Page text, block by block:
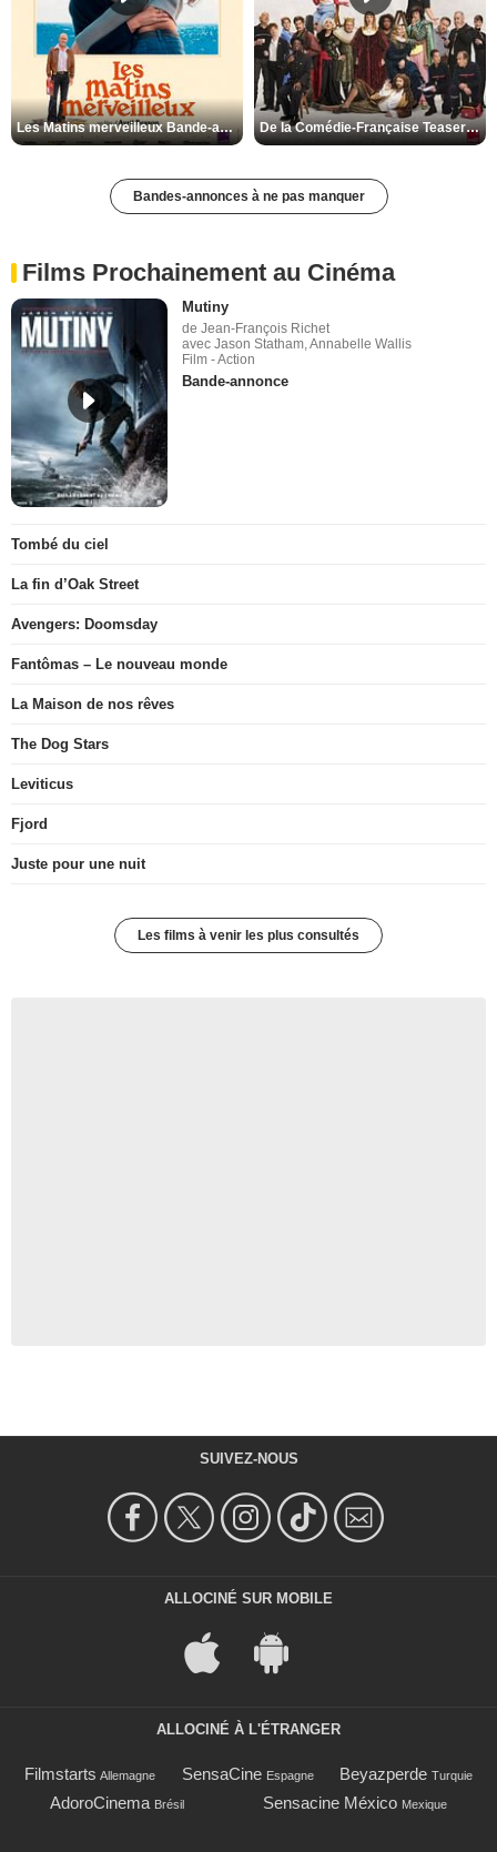
Les Matins merveilleux Bande-annonce VF De la Comédie-Française Teaser VF
Bandes-annonces à ne pas manquer
Films Prochainement au Cinéma
Mutiny
de Jean-François Richet
avec Jason Statham, Annabelle Wallis
Film - Action
Bande-annonce
Tombé du ciel
La fin d’Oak Street
Avengers: Doomsday
Fantômas – Le nouveau monde
La Maison de nos rêves
The Dog Stars
Leviticus
Fjord
Juste pour une nuit
Les films à venir les plus consultés
SUIVEZ-NOUS
ALLOCINÉ SUR MOBILE
ALLOCINÉ À L'ÉTRANGER
Filmstarts Allemagne SensaCine Espagne Beyazperde Turquie
AdoroCinema Brésil Sensacine México Mexique